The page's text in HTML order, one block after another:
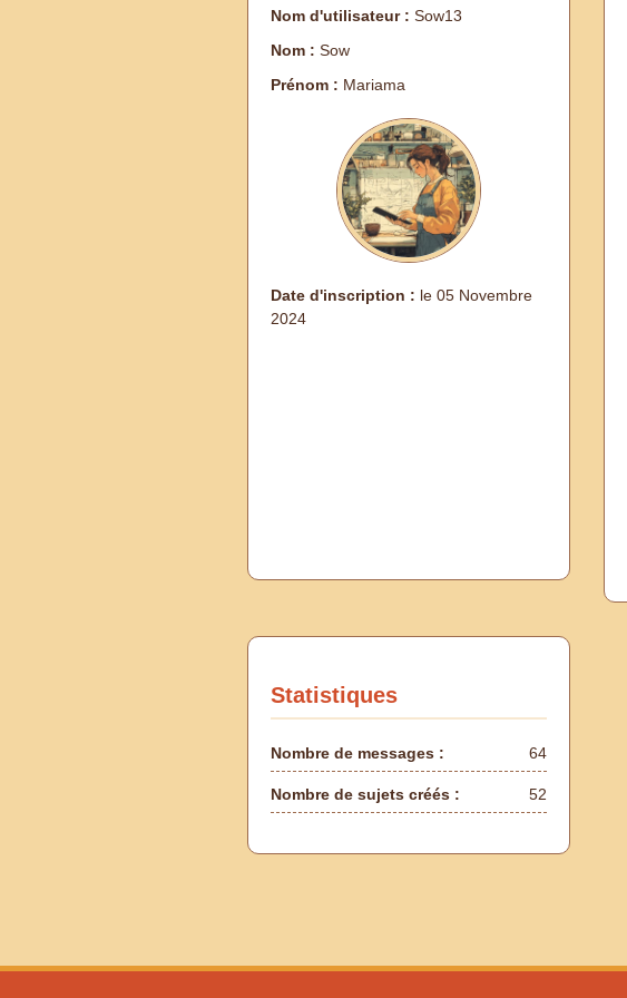
Nom d'utilisateur : Sow13
Nom : Sow
Prénom : Mariama
Date d'inscription : le 05 Novembre
2024
Statistiques
Nombre de messages : 64
Nombre de sujets créés : 52